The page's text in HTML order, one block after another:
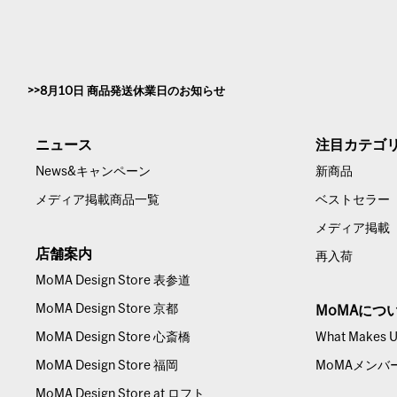
8月10日 商品発送休業日のお知らせ
ニュース
News&キャンペーン
メディア掲載商品一覧
店舗案内
MoMA Design Store 表参道
MoMA Design Store 京都
MoMA Design Store 心斎橋
MoMA Design Store 福岡
MoMA Design Store at ロフト
注目カテゴ
新商品
ベストセラー
メディア掲載
再入荷
MoMAにつ
What Makes
MoMAメンバ